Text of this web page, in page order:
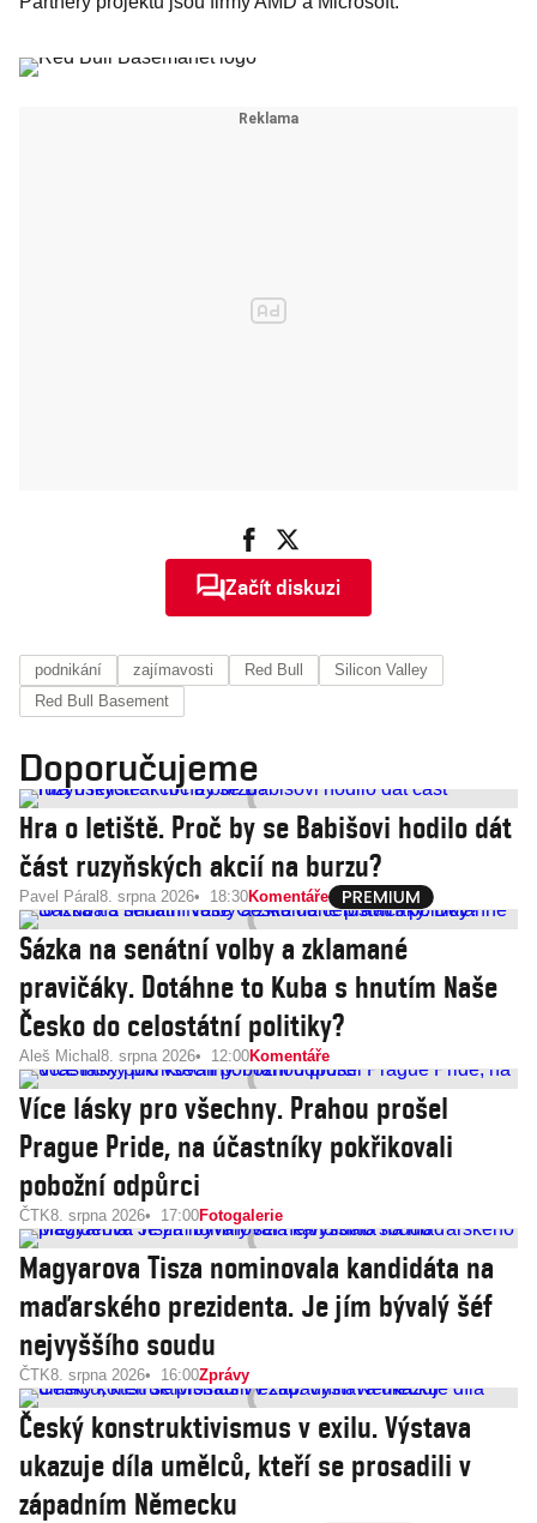
Začít diskuzi
podnikání zajímavosti Red Bull
Silicon Valley
Red Bull Basement
Doporučujeme
Hra o letiště. Proč by se Babišovi hodilo dát
část ruzyňských akcií na burzu?
Pavel Páral 8. srpna 2026 18:30Komentáře
Sázka na senátní volby a zklamané
pravičáky. Dotáhne to Kuba s hnutím Naše
Česko do celostátní politiky?
Aleš Michal 8. srpna 2026 12:00Komentáře
Více lásky pro všechny. Prahou prošel
Prague Pride, na účastníky pokřikovali
pobožní odpůrci
ČTK8. srpna 2026 17:00Fotogalerie
Magyarova Tisza nominovala kandidáta na
maďarského prezidenta. Je jím bývalý šéf
nejvyššího soudu
ČTK8. srpna 2026 16:00Zprávy
Český konstruktivismus v exilu. Výstava
ukazuje díla umělců, kteří se prosadili v
západním Německu